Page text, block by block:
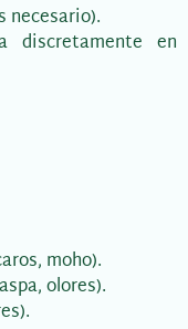
necesario).
discretamente en
moho).
olores).